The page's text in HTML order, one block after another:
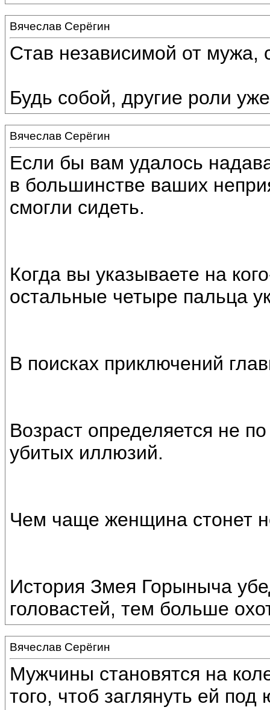
Вячеслав Серёгин
Став независимой от мужа,
Будь собой, другие роли
Вячеслав Серёгин
Если бы вам удалось
в большинстве ваших
смогли сидеть.
Когда вы указываете на
остальные четыре пальца
В поисках приключений
Возраст определяется не
убитых иллюзий.
Чем чаще женщина стонет
История Змея Горыныча
головастей, тем больше
Вячеслав Серёгин
Мужчины становятся на
того, чтоб заглянуть ей под